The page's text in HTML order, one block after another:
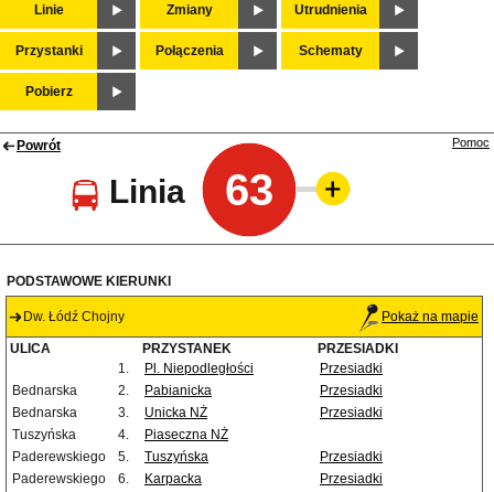
Linie Zmiany Utrudnienia
Przystanki Połączenia Schematy
Pobierz
Powrót
Linia 63
Pomoc
PODSTAWOWE KIERUNKI
Dw. Łódź Chojny Pokaż na mapie
ULICA PRZYSTANEK
PRZESIADKI
1.
Pl. Niepodległości
Przesiadki
Bednarska
2. Pabianicka
Przesiadki
Bednarska
3. Unicka NŻ
Przesiadki
Tuszyńska
4.
Piaseczna NŻ
Paderewskiego
5. Tuszyńska
Przesiadki
Paderewskiego
6. Karpacka
Przesiadki